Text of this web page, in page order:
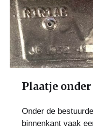
Plaatje
Onder de
binnenkant vaak